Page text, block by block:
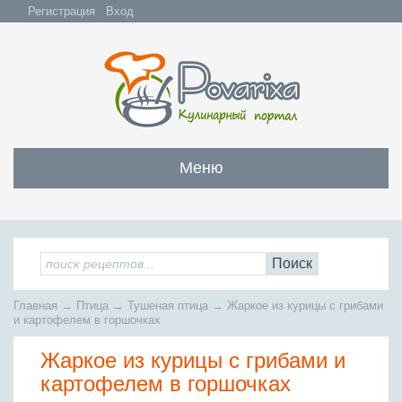
Регистрация Вход
Меню
Закуски
Все закуски
Бутерброды и сэндвичи
С мясом и субпродуктами
С рыбой и морепродуктами
Овощные и грибные
Заливные блюда
Салаты
Все салаты
Салаты с мясом
Овощные салаты
Супы
Все супы
Бульоны
Заправочные супы
Мясо
Всё мясо
Жареное мясо
Рыба
Поиск
Главная → Птица → Тушеная птица → Жаркое из курицы с грибами
и картофелем в горшочках
Жаркое из курицы с грибами и
картофелем в горшочках